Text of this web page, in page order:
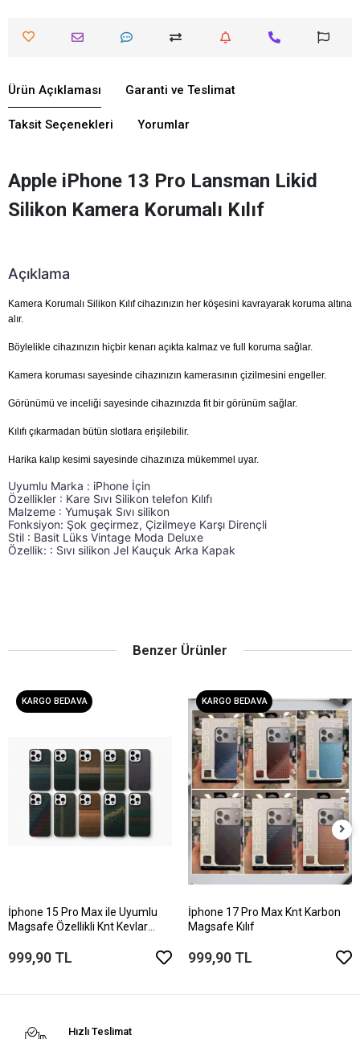
Ürün Açıklaması Garanti ve Teslimat
Taksit Seçenekleri Yorumlar
Apple iPhone 13 Pro Lansman Likid
Silikon Kamera Korumalı Kılıf
Açıklama
Kamera Korumalı Silikon Kılıf cihazınızın her köşesini kavrayarak koruma altına
alır.
Böylelikle cihazınızın hiçbir kenarı açıkta kalmaz ve full koruma sağlar.
Kamera koruması sayesinde cihazınızın kamerasının çizilmesini engeller.
Görünümü ve inceliği sayesinde cihazınızda fit bir görünüm sağlar.
Kılıfı çıkarmadan bütün slotlara erişilebilir.
Harika kalıp kesimi sayesinde cihazınıza mükemmel uyar.
Uyumlu Marka : iPhone İçin Özellikler : Kare Sıvı
Uyumlu Marka : iPhone İçin
Özellikler : Kare Sıvı Silikon telefon Kılıfı
Malzeme : Yumuşak Sıvı silikon
Fonksiyon: Şok geçirmez, Çizilmeye Karşı Dirençli
Stil : Basit Lüks Vintage Moda Deluxe
Özellik: : Sıvı silikon Jel Kauçuk Arka Kapak
Benzer Ürünler
KARGO BEDAVA
İphone 15 Pro Max ile Uyumlu
Magsafe Özellikli Knt Kevlar
999,90 TL
KARGO BEDAVA
İphone 17 Pro Max Knt Karbon
Magsafe Kılıf
999,90 TL
Hızlı Teslimat